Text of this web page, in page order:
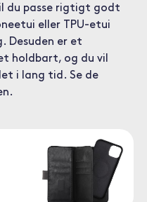
du passe rigtigt godt
eller TPU-etui
Desuden er et
holdbart, og du vil
i lang tid. Se de